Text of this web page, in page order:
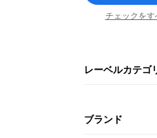
チェックをす
レーベルカテゴ
ブランド